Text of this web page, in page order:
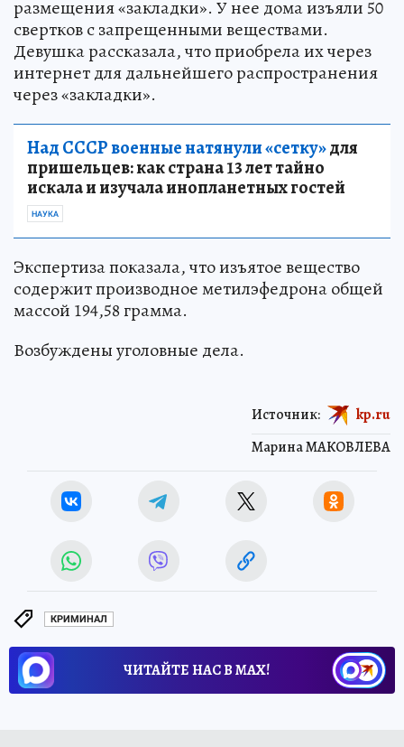
размещения «закладки». У нее дома изъяли 50
свертков с запрещенными веществами.
Девушка рассказала, что приобрела их через
интернет для дальнейшего распространения
через «закладки».
Над СССР военные натянули «сетку»для
пришельцев: как страна 13 лет тайно
искала и изучала инопланетных гостей
НАУКА
Экспертиза показала, что изъятое вещество
содержит производное метилэфедрона общей
массой 194,58 грамма.
Возбуждены уголовные дела.
Марина МАКОВЛЕВА
Источник: kp.ru
КРИМИНАЛ
ЧИТАЙТЕ НАС В МАХ!